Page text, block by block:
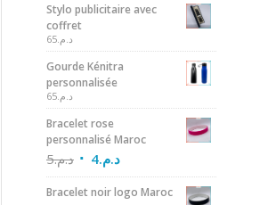
Stylo publicitaire avec
coffret
د.م. 65
Gourde Kénitra
personnalisée
د.م. 65
Bracelet rose
personnalisé Maroc
د.م.5 د.م.4
Bracelet noir logo Maroc